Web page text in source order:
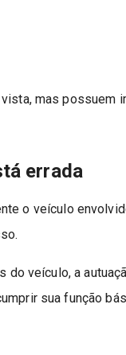
mas possuem
errada
o veículo
do veículo, a
sua função